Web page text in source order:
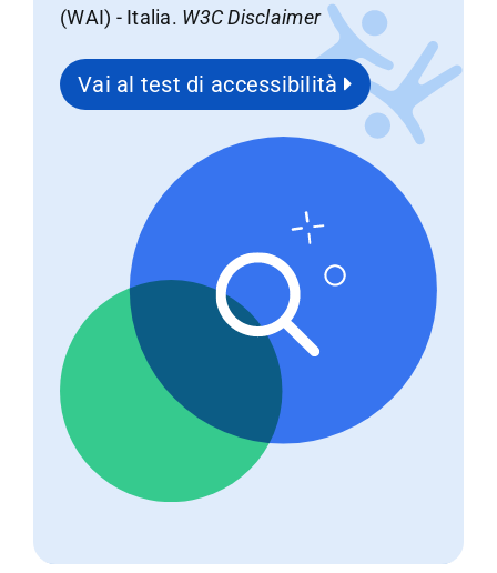
(WAI) - Italia. W3C Disclaimer
Vai al test di accessibilità